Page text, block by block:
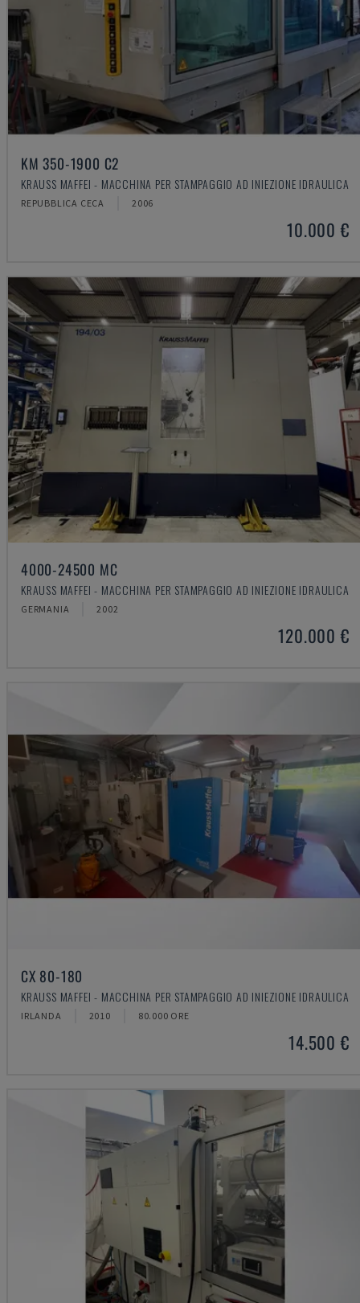
KM 350-1900 C2
KRAUSS MAFFEI - MACCHINA PER STAMPAGGIO AD INIEZIONE IDRAULICA
REPUBBLICA CECA 2006
10.000 €
4000-24500 MC
KRAUSS MAFFEI - MACCHINA PER STAMPAGGIO AD INIEZIONE IDRAULICA
GERMANIA 2002
120.000 €
CX 80-180
KRAUSS MAFFEI - MACCHINA PER STAMPAGGIO AD INIEZIONE IDRAULICA
IRLANDA 2010 80.000 ORE
14.500 €